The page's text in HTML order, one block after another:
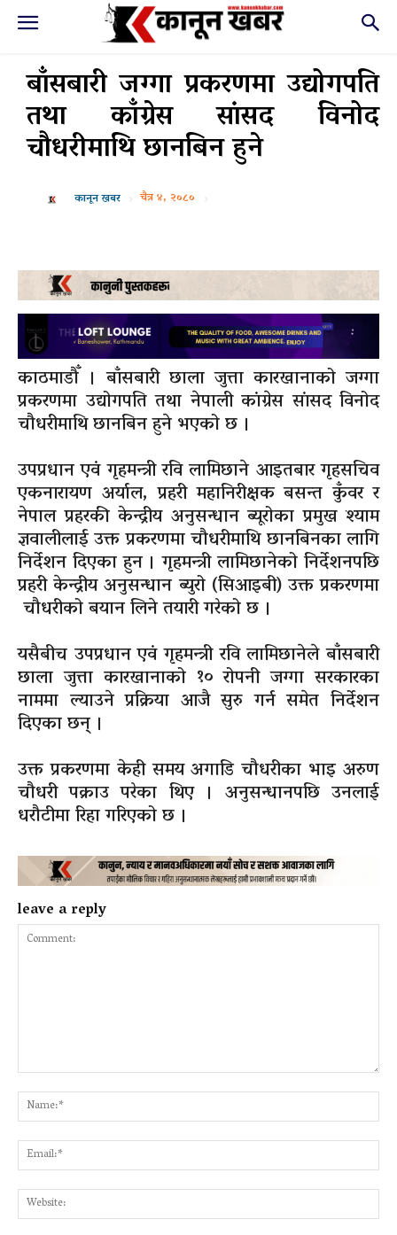
बाँसबारी जग्गा प्रकरणमा उद्योगपति
तथा काँग्रेस सांसद विनोद
चौधरीमाथि छानबिन हुने
कानून खबर चैत्र ४, २०८०
काठमाडौँ । बाँसबारी छाला जुत्ता कारखानाको जग्गा
प्रकरणमा उद्योगपति तथा नेपाली कांग्रेस सांसद विनोद
चौधरीमाथि छानबिन हुने भएको छ ।
उपप्रधान एवं गृहमन्त्री रवि लामिछाने आइतबार गृहसचिव
एकनारायण अर्याल, प्रहरी महानिरीक्षक बसन्त कुँवर र
नेपाल प्रहरकी केन्द्रीय अनुसन्धानब्यूरोका प्रमुख श्याम
ज्ञवालीलाई उक्त प्रकरणमा चौधरीमाथि छानबिनका लागि
निर्देशन दिएका हुन । गृहमन्त्री लामिछानेको निर्देशनपछि
प्रहरी केन्द्रीय अनुसन्धान ब्युरो (सिआइबी)उक्त प्रकरणमा
चौधरीको बयान लिने तयारी गरेको छ ।
यसैबीच उपप्रधान एवं गृहमन्त्री रवि लामिछानेले बाँसबारी
छाला जुत्ता कारखानाको १० रोपनी जग्गा सरकारका
नाममा ल्याउने प्रक्रिया आजै सुरु गर्न समेत निर्देशन
दिएका छन् ।
उक्त प्रकरणमा केही समयअगाडिचौधरीका भाइ अरुण
चौधरी पक्राउ परेका थिए । अनुसन्धानपछि उनलाई
धरौटीमा रिहा गरिएको छ ।
leave a reply